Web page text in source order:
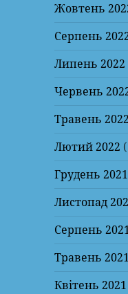
Жовтень
Серпень
Липень 2022
Червень
Травень 2022
Лютий 2022
Грудень 2021
Листопад
Серпень
Травень 2021
Квітень 2021